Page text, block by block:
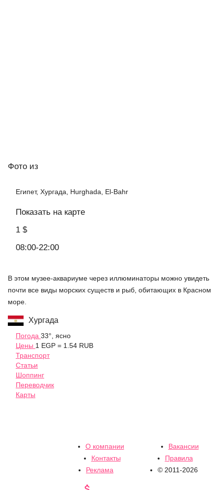
Фото из
Египет, Хургада, Hurghada, El-Bahr
Показать на карте
1 $
08:00-22:00
В этом музее-аквариуме через иллюминаторы можно увидеть
почти все виды морских существ и рыб, обитающих в Красном
море.
Хургада
Погода 33°, ясно
Цены 1 EGP = 1.54 RUB
Транспорт
Статьи
Шоппинг
Переводчик
Карты
О компании
Вакансии
Контакты
Правила
Реклама
© 2011-2026